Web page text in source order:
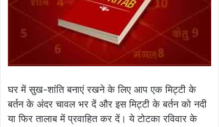
घर में सुख-शांति बनाएं रखने के लिए आप एक मिट्टी के
बर्तन के अंदर चावल भर दें और इस मिट्टी के बर्तन को नदी
या फिर तालाब में प्रवाहित कर दें। ये टोटका रविवार के